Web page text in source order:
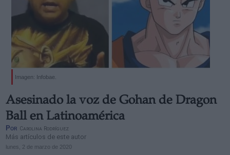
Imagen: Infobae.
Asesinado la voz de Gohan de Dragon
Ball en Latinoamérica
Por Carolina Rodríguez
Más artículos de este autor
lunes, 2 de marzo de 2020